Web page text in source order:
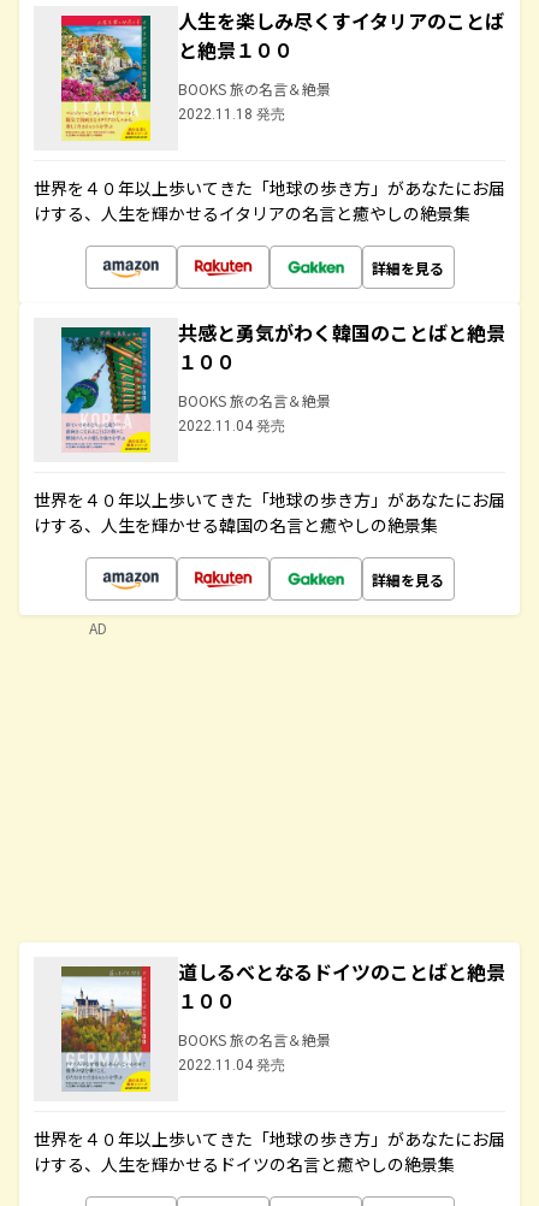
人生を楽しみ尽くすイタリアのことば
と絶景１００
BOOKS 旅の名言＆絶景
2022.11.18 発売
世界を４０年以上歩いてきた「地球の歩き方」があなたにお届
けする、人生を輝かせるイタリアの名言と癒やしの絶景集
詳細を見る
共感と勇気がわく韓国のことばと絶景
１００
BOOKS 旅の名言＆絶景
2022.11.04 発売
世界を４０年以上歩いてきた「地球の歩き方」があなたにお届
けする、人生を輝かせる韓国の名言と癒やしの絶景集
詳細を見る
道しるべとなるドイツのことばと絶景
１００
BOOKS 旅の名言＆絶景
2022.11.04 発売
世界を４０年以上歩いてきた「地球の歩き方」があなたにお届
けする、人生を輝かせるドイツの名言と癒やしの絶景集
AD